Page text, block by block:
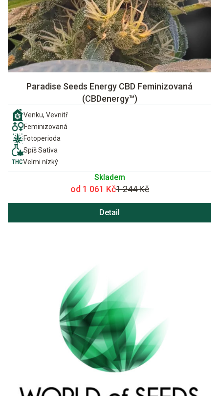
Paradise Seeds Energy CBD Feminizovaná
(CBDenergy™)
Venku, Vevnitř
Feminizovaná
Fotoperioda
Spíš Sativa
Velmi nízký
Skladem
od 1 061 Kč1 244 Kč
Detail